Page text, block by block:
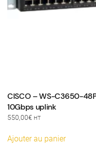
CISCO – WS-C3650-
10Gbps uplink
550,00€ HT
Ajouter au panier